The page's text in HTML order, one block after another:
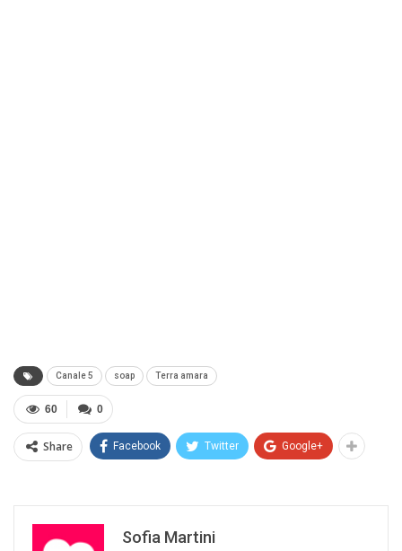
Canale 5 soap Terra amara
0
60
Share Facebook Twitter Google+
Sofia Martini